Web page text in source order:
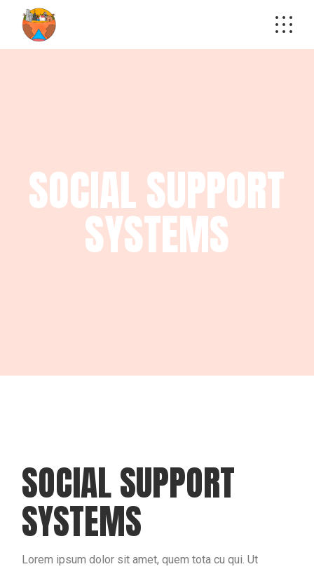
SOCIAL SUPPORT
SYSTEMS
SOCIAL SUPPORT
SYSTEMS
Lorem ipsum dolor sit amet, quem tota cu qui. Ut